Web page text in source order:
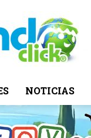
El
NOTICIAS